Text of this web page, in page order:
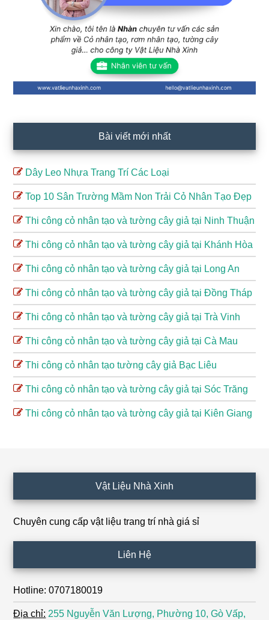
Bài viết mới nhất
Dây Leo Nhựa Trang Trí Các Loại
Top 10 Sân Trường Mầm Non Trải Cỏ Nhân Tạo Đẹp
Thi công cỏ nhân tạo và tường cây giả tại Ninh Thuận
Thi công cỏ nhân tạo và tường cây giả tại Khánh Hòa
Thi công cỏ nhân tạo và tường cây giả tại Long An
Thi công cỏ nhân tạo và tường cây giả tại Đồng Tháp
Thi công cỏ nhân tạo và tường cây giả tại Trà Vinh
Thi công cỏ nhân tạo và tường cây giả tại Cà Mau
Thi công cỏ nhân tạo tường cây giả Bạc Liêu
Thi công cỏ nhân tạo và tường cây giả tại Sóc Trăng
Thi công cỏ nhân tạo và tường cây giả tại Kiên Giang
Vật Liệu Nhà Xinh
Chuyên cung cấp vật liệu trang trí nhà giá sỉ
Liên Hệ
Hotline: 0707180019
Địa chỉ: 255 Nguyễn Văn Lượng, Phường 10, Gò Vấp,